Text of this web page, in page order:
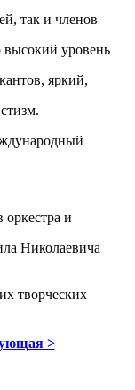
так и членов
уровень
яркий,
и
Николаевича
творческих
>